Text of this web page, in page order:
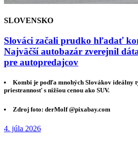
SLOVENSKO
Slováci začali prudko hľadať
Najväčší autobazár zverejnil
pre autopredajcov
Kombi je podľa mnohých Slovákov ideálny
priestrannosť s nižšou cenou ako SUV.
Zdroj foto: derMolf @pixabay.com
4. júla 2026